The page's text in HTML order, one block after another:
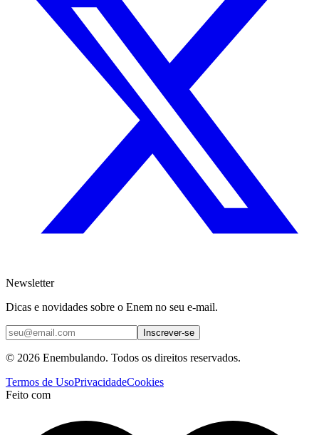
Newsletter
Dicas e novidades sobre o Enem no seu e-mail.
Inscrever-se
© 2026 Enembulando. Todos os direitos reservados.
Termos de UsoPrivacidadeCookies
Feito com